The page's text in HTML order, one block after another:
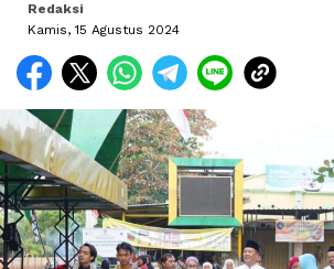
Redaksi
Kamis, 15 Agustus 2024